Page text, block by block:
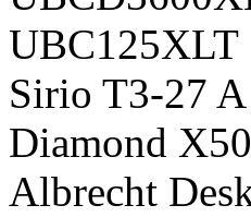
UBC125XLT
Sirio T3-27 A
Diamond X50
Albrecht